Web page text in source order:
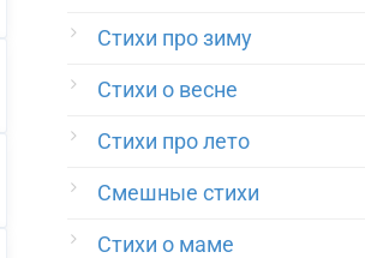
Стихи про зиму
Стихи о весне
Стихи про лето
Смешные стихи
Стихи о маме